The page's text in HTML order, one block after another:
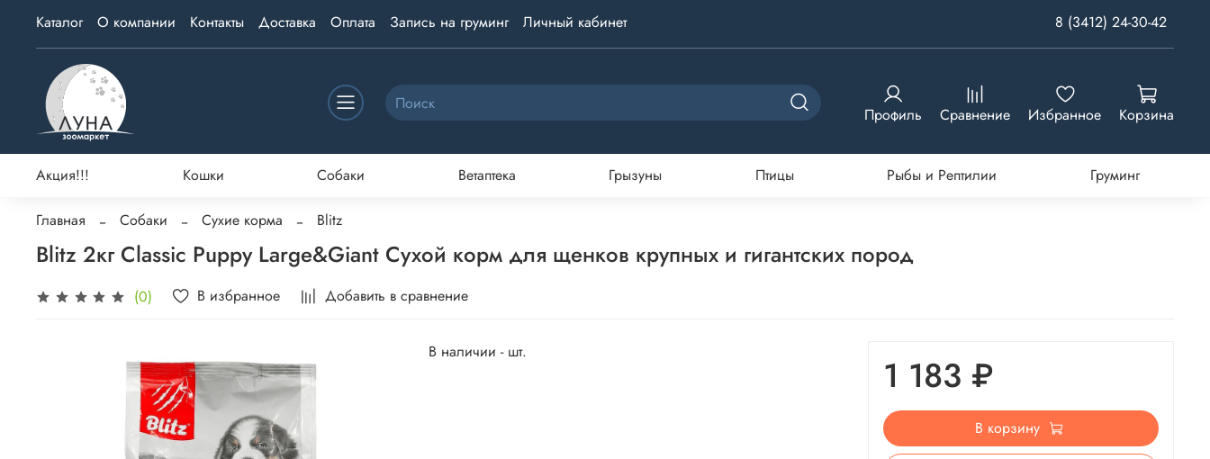
Каталог О компании Контакты Доставка Оплата Запись на груминг Личный кабинет 8 (3412) 24-30-42
Профиль Сравнение Избранное Корзина
Акция!!! Кошки Собаки Ветаптека Грызуны Птицы Рыбы и Рептилии Груминг
Главная Собаки Сухие корма Blitz
Blitz 2кг Classic Puppy Large&Giant Сухой корм для щенков крупных и гигантских пород
(0) В избранное Добавить в сравнение
В наличии - шт.
1 183 ₽
В корзину